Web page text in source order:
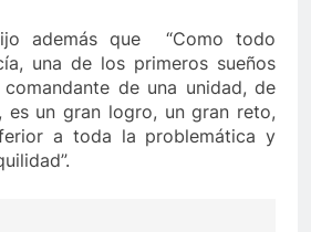
además que “Como todo
una de los primeros sueños
de una unidad, de
es un gran logro, un gran reto,
a toda la problemática y